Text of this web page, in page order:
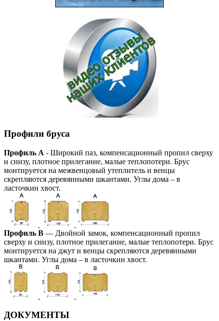
Профили бруса
Профиль А - Широкий паз, компенсационный пропил сверху
и снизу, плотное прилегание, малые теплопотери. Брус
монтируется на межвенцовый утеплитель и венцы
скрепляются деревянными шкантами. Углы дома – в
ласточкин хвост.
Профиль В — Двойной замок, компенсационный пропил
сверху и снизу, плотное прилегание, малые теплопотери. Брус
монтируется на джут и венцы скрепляются деревянными
шкантами. Углы дома – в ласточкин хвост.
ДОКУМЕНТЫ